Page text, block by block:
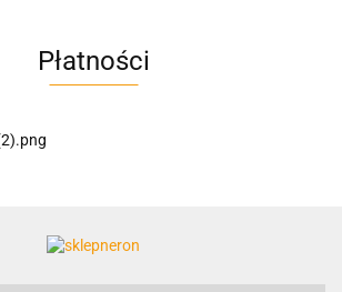
AC EasyLine
Płatności